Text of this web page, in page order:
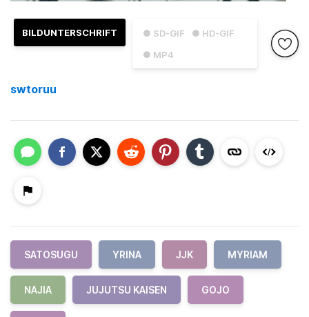
● SD-GIF
● HD-GIF
● MP4
BILDUNTERSCHRIFT
swtoruu
SATOSUGU YRINA JJK MYRIAM
NAJIA JUJUTSU KAISEN GOJO